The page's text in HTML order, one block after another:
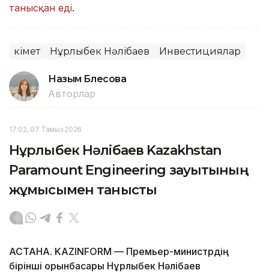
танысқан еді.
Үкімет Нұрлыбек Нәлібаев Инвестициялар
Назым Бөлесова
Авторлар
17:02, 07 Тамыз 2026
Нұрлыбек Нәлібаев Kazakhstan
Paramount Engineering зауытының
жұмысымен танысты
АСТАНА. KAZINFORM — Премьер-министрдің
бірінші орынбасары Нұрлыбек Нәлібаев